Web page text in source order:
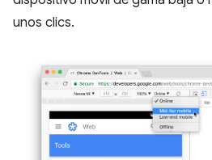
unos clics.